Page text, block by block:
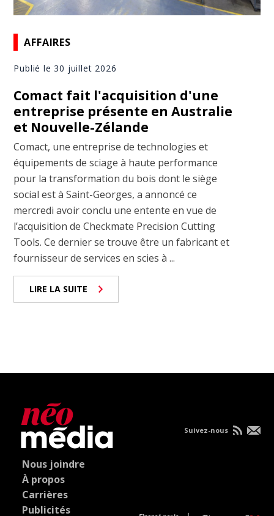
AFFAIRES
Publié le 30 juillet 2026
Comact fait l'acquisition d'une
entreprise présente en Australie
et Nouvelle-Zélande
Comact, une entreprise de technologies et
équipements de sciage à haute performance
pour la transformation du bois dont le siège
social est à Saint-Georges, a annoncé ce
mercredi avoir conclu une entente en vue de
l’acquisition de Checkmate Precision Cutting
Tools. Ce dernier se trouve être un fabricant et
fournisseur de services en scies à ...
LIRE LA SUITE
Nous joindre
À propos
Carrières
Publicités
Suivez-nous